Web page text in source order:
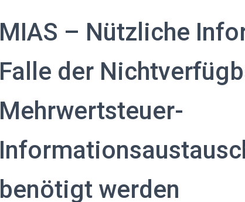
MIAS – Nützliche
Falle der
Mehrwertsteuer-
benötigt werden